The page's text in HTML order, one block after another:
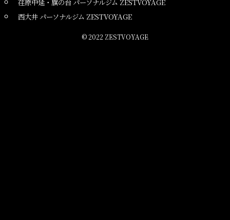
荏原中延・旗の台 パーソナルジム ZESTVOYAGE
西大井 パーソナルジム ZESTVOYAGE
©2022 ZESTVOYAGE